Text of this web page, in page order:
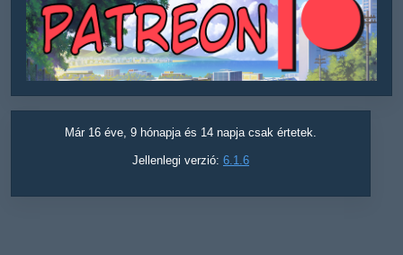
Már 16 éve, 9 hónapja és 14 napja csak értetek.
Jellenlegi verzió: 6.1.6